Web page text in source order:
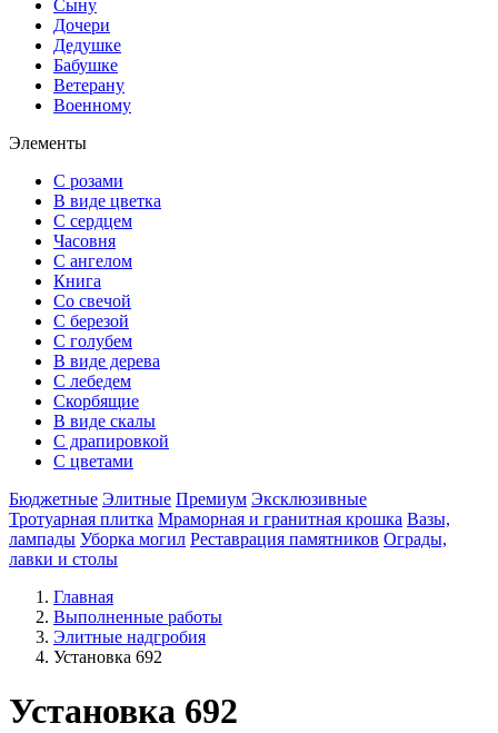
Сыну
Дочери
Дедушке
Бабушке
Ветерану
Военному
Элементы
С розами
В виде цветка
С сердцем
Часовня
С ангелом
Книга
Со свечой
С березой
С голубем
В виде дерева
С лебедем
Скорбящие
В виде скалы
С драпировкой
С цветами
Бюджетные Элитные Премиум Эксклюзивные
Тротуарная плитка Мраморная и гранитная крошка Вазы,
лампады Уборка могил Реставрация памятников Ограды,
лавки и столы
Главная
Выполненные работы
Элитные надгробия
Установка 692
Установка 692